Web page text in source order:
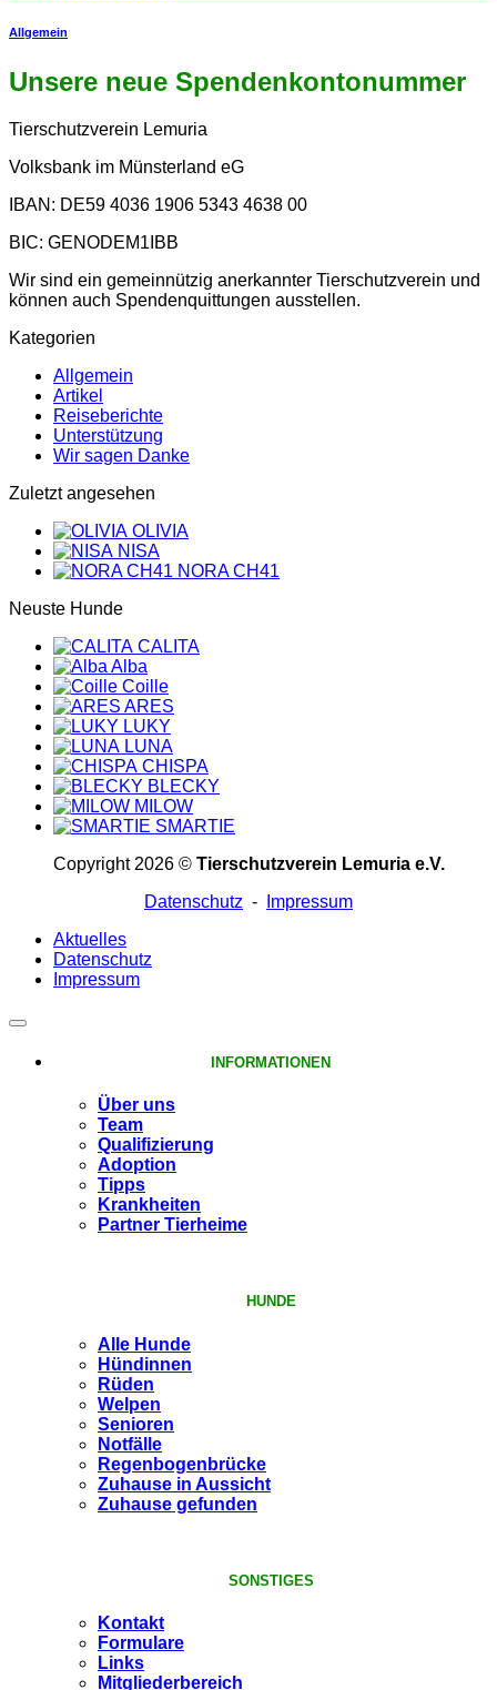
Allgemein
Unsere neue Spendenkontonummer
Tierschutzverein Lemuria
Volksbank im Münsterland eG
IBAN: DE59 4036 1906 5343 4638 00
BIC: GENODEM1IBB
Wir sind ein gemeinnützig anerkannter Tierschutzverein und
können auch Spendenquittungen ausstellen.
Kategorien
Allgemein
Artikel
Reiseberichte
Unterstützung
Wir sagen Danke
Zuletzt angesehen
OLIVIA
NISA
NORA CH41
Neuste Hunde
CALITA
Alba
Coille
ARES
LUKY
LUNA
CHISPA
BLECKY
MILOW
SMARTIE
Copyright 2026 © Tierschutzverein Lemuria e.V.
Datenschutz -
Impressum
Aktuelles
Datenschutz
Impressum
INFORMATIONEN
Über uns
Team
Qualifizierung
Adoption
Tipps
Krankheiten
Partner Tierheime
HUNDE
Alle Hunde
Hündinnen
Rüden
Welpen
Senioren
Notfälle
Regenbogenbrücke
Zuhause in Aussicht
Zuhause gefunden
SONSTIGES
Kontakt
Formulare
Links
Mitgliederbereich